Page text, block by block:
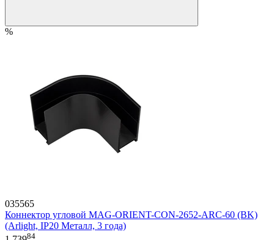
%
035565
Коннектор угловой MAG-ORIENT-CON-2652-ARC-60 (BK)
(Arlight, IP20 Металл, 3 года)
84